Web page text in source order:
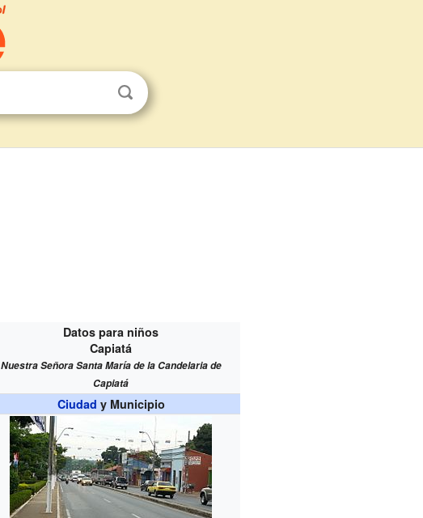
Datos para niños
Capiatá
Nuestra Señora Santa María de la Candelaria de
Capiatá
Ciudad y Municipio